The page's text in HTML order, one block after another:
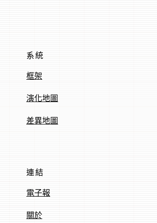
系統
框架
演化地圖
差異地圖
連結
電子報
關於